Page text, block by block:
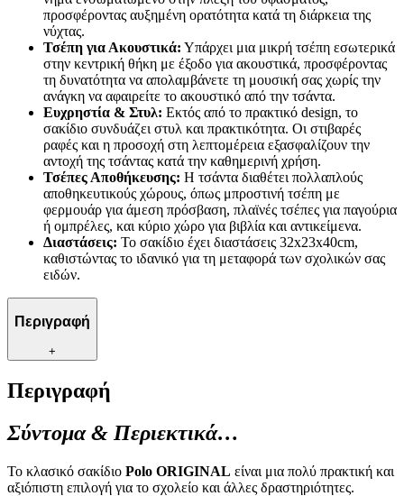
προσφέροντας αυξημένη ορατότητα κατά τη διάρκεια της
νύχτας.
Τσέπη για Ακουστικά: Υπάρχει μια μικρή τσέπη εσωτερικά
στην κεντρική θήκη με έξοδο για ακουστικά, προσφέροντας
τη δυνατότητα να απολαμβάνετε τη μουσική σας χωρίς την
ανάγκη να αφαιρείτε το ακουστικό από την τσάντα.
Ευχρηστία & Στυλ: Εκτός από το πρακτικό design, το
σακίδιο συνδυάζει στυλ και πρακτικότητα. Οι στιβαρές
ραφές και η προσοχή στη λεπτομέρεια εξασφαλίζουν την
αντοχή της τσάντας κατά την καθημερινή χρήση.
Τσέπες Αποθήκευσης: Η τσάντα διαθέτει πολλαπλούς
αποθηκευτικούς χώρους, όπως μπροστινή τσέπη με
φερμουάρ για άμεση πρόσβαση, πλαϊνές τσέπες για παγούρια
ή ομπρέλες, και κύριο χώρο για βιβλία και αντικείμενα.
Διαστάσεις: Το σακίδιο έχει διαστάσεις 32x23x40cm,
καθιστώντας το ιδανικό για τη μεταφορά των σχολικών σας
ειδών.
Περιγραφή
+
Περιγραφή
Σύντομα & Περιεκτικά…
Το κλασικό σακίδιο Polo ORIGINAL είναι μια πολύ πρακτική και
αξιόπιστη επιλογή για το σχολείο και άλλες δραστηριότητες.